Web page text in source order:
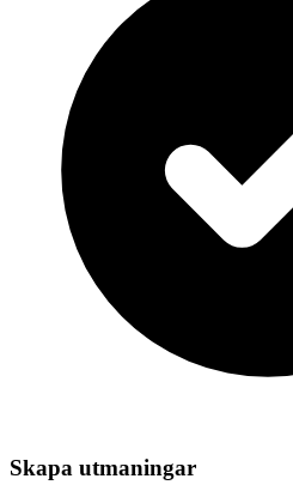
Skapa utmaningar